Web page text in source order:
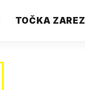
TOČKA ZAREZ